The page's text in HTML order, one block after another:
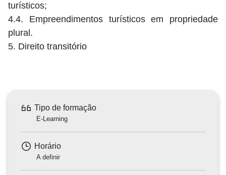
turísticos;
4.4. Empreendimentos turísticos em propriedade
plural.
5. Direito transitório
Tipo de formação
E-Learning
Horário
A definir